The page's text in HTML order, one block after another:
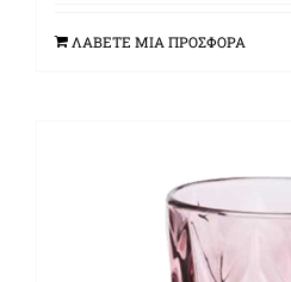
ΛΑΒΕΤΕ ΜΙΑ ΠΡΟΣΦΟΡΑ